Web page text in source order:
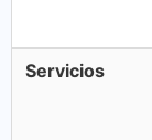
Servicios